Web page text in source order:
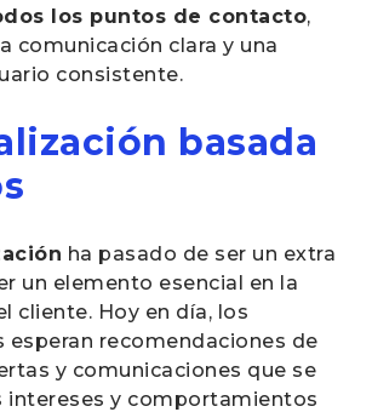
los puntos de contacto,
comunicación clara y una
consistente.
basada
ha pasado de ser un extra
un elemento esencial en la
cliente. Hoy en día, los
esperan recomendaciones de
y comunicaciones que se
intereses y comportamientos